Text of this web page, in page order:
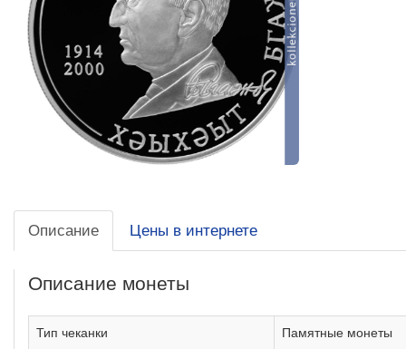
Описание Цены в интернете
Описание монеты
Тип чеканки Памятные монеты